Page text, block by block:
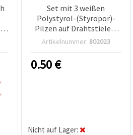
Set mit 3 weißen
Polystyrol-(Styropor)-
Pilzen auf Drahtstielen,
45 mm – Bastelstecker
Artikelnummer: 802023
0.50€
Nicht auf Lager: